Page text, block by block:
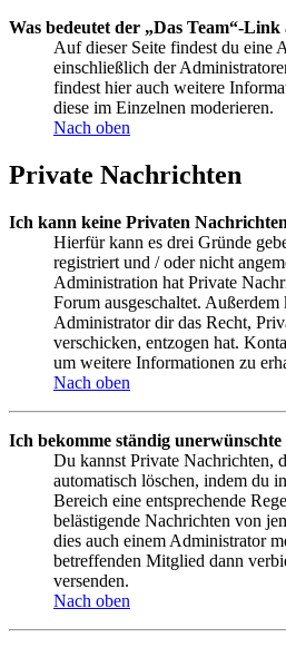
Was bedeutet der „Das Team“-Link
Auf dieser Seite findest du eine
einschließlich der
findest hier auch weitere
diese im Einzelnen moderieren.
Nach oben
Private Nachrichten
Ich kann keine Privaten
Hierfür kann es drei Gründe
registriert und / oder nicht
Administration hat Private
Forum ausgeschaltet. Außerdem
Administrator dir das Recht,
verschicken, entzogen hat.
um weitere Informationen zu
Nach oben
Ich bekomme ständig
Du kannst Private Nachrichten,
automatisch löschen, indem du
Bereich eine entsprechende
belästigende Nachrichten von
dies auch einem Administrator
betreffenden Mitglied dann
versenden.
Nach oben